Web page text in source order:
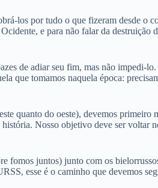
los por tudo o que fizeram desde o
e para não falar da destruição
de adiar seu fim, mas não impedi-
que tomamos naquela época:
quanto do oeste), devemos primeiro
Nosso objetivo deve ser voltar
fomos juntos) junto com os
esse é o caminho que devemos